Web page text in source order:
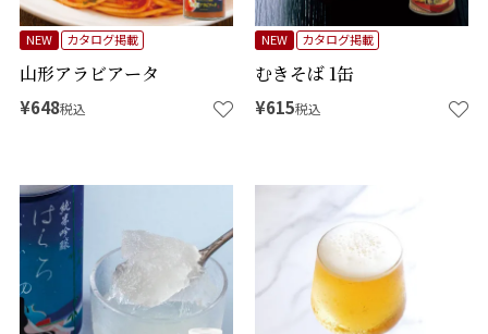
山形アラビアータ
NEW カタログ掲載
¥648税込
むきそば 1缶
NEW カタログ掲載
¥615税込